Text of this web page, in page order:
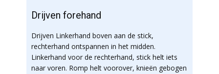
Drijven forehand
Drijven Linkerhand boven aan de stick,
rechterhand ontspannen in het midden.
Linkerhand voor de rechterhand, stick helt iets
naar voren. Romp helt voorover, knieën gebogen